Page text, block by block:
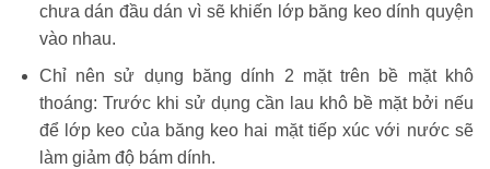
chưa dán đầu dán vì sẽ khiến lớp băng keo dính quyện
vào nhau.
Chỉ nên sử dụng băng dính 2 mặt trên bề mặt khô
thoáng: Trước khi sử dụng cần lau khô bề mặt bởi nếu
để lớp keo của băng keo hai mặt tiếp xúc với nước sẽ
làm giảm độ bám dính.